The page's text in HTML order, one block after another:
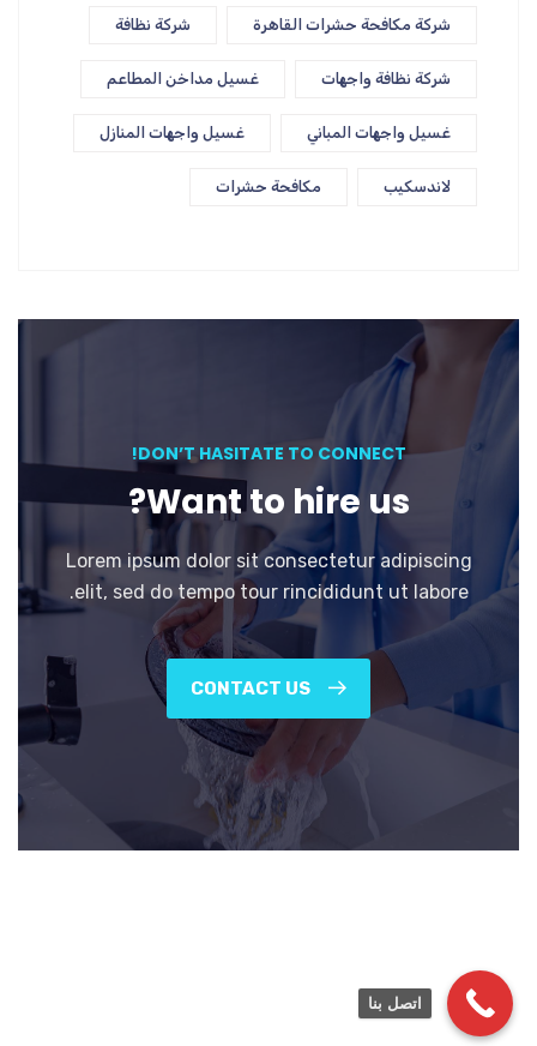
شركة مكافحة حشرات القاهرة شركة نظافة
شركة نظافة واجهات غسيل مداخن المطاعم
غسيل واجهات المباني غسيل واجهات المنازل
لاندسكيب مكافحة حشرات
DON’T HASITATE TO CONNECT!
Want to hire us?
Lorem ipsum dolor sit consectetur adipiscing
elit, sed do tempo tour rincididunt ut labore.
CONTACT US
اتصل بنا